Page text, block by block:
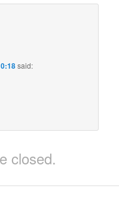
said:
closed.